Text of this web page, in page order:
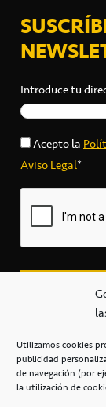
Utilizamos cookies
publicidad
de navegación (por
la utilización de
Introduce tu
Acepto la
Aviso Legal*